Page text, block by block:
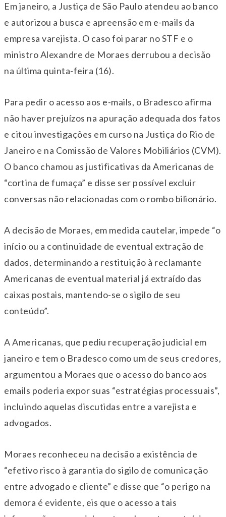
Em janeiro, a Justiça de São Paulo atendeu ao banco
e autorizou a busca e apreensão em e-mails da
empresa varejista. O caso foi parar no STF e o
ministro Alexandre de Moraes derrubou a decisão
na última quinta-feira (16).
Para pedir o acesso aos e-mails, o Bradesco afirma
não haver prejuízos na apuração adequada dos fatos
e citou investigações em curso na Justiça do Rio de
Janeiro e na Comissão de Valores Mobiliários (CVM).
O banco chamou as justificativas da Americanas de
“cortina de fumaça” e disse ser possível excluir
conversas não relacionadas com o rombo bilionário.
A decisão de Moraes, em medida cautelar, impede “o
início ou a continuidade de eventual extração de
dados, determinando a restituição à reclamante
Americanas de eventual material já extraído das
caixas postais, mantendo-se o sigilo de seu
conteúdo”.
A Americanas, que pediu recuperação judicial em
janeiro e tem o Bradesco como um de seus credores,
argumentou a Moraes que o acesso do banco aos
emails poderia expor suas “estratégias processuais”,
incluindo aquelas discutidas entre a varejista e
advogados.
Moraes reconheceu na decisão a existência de
“efetivo risco à garantia do sigilo de comunicação
entre advogado e cliente” e disse que “o perigo na
demora é evidente, eis que o acesso a tais